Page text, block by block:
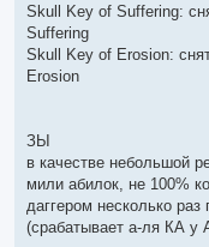
Skull Key of Suffering:
Suffering
Skull Key of Erosion:
Erosion
ЗЫ
в качестве небольшой
мили абилок, не 100%
даггером несколько
(срабатывает а-ля КА у